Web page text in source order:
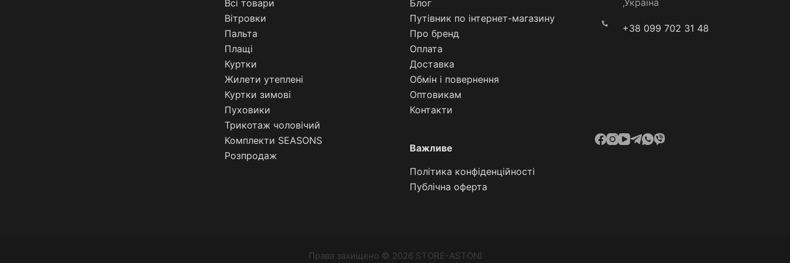
Всі товари
Вітровки
Пальта
Плащі
Куртки
Жилети утеплені
Куртки зимові
Пуховики
Трикотаж чоловічий
Комплекти SEASONS
Розпродаж
Блог
Путівник по інтернет-магазину
Про бренд
Оплата
Доставка
Обмін і повернення
Оптовикам
Контакти
Важливе
Політика конфіденційності
Публічна ‌оферта
,Україна
+38 099 702 31 48
Права захищено © 2026 STORE-ASTONI